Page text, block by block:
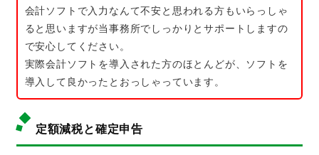
会計ソフトで入力なんて不安と思われる方もいらっしゃ
ると思いますが当事務所でしっかりとサポートしますの
で安心してください。
実際会計ソフトを導入された方のほとんどが、ソフトを
導入して良かったとおっしゃっています。
定額減税と確定申告